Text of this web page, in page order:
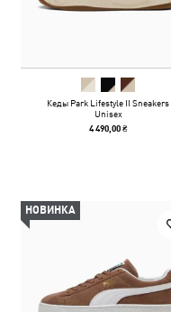
Кеды Park Lifestyle II Sneakers
Unisex
4 490,00 ₴
НОВИНКА